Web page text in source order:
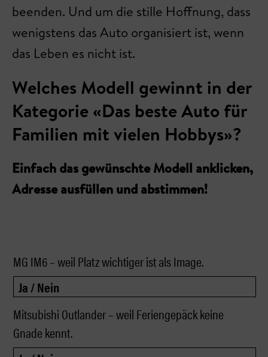
beenden. Und um die stille Hoffnung, dass
wenigstens das Auto organisiert ist, wenn
das Leben es nicht ist.
Welches Modell gewinnt in der
Kategorie «Das beste Auto für
Familien mit vielen Hobbys»?
Einfach das gewünschte Modell anklicken,
Adresse ausfüllen und abstimmen!
MG IM6 – weil Platz wichtiger ist als Image.
Mitsubishi Outlander – weil Feriengepäck keine
Gnade kennt.